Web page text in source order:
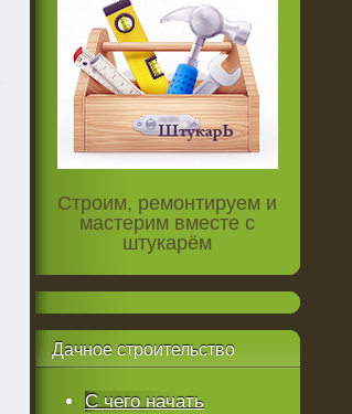
Строим, ремонтируем и
мастерим вместе с
штукарём
Дачноестроительство
С чего начать